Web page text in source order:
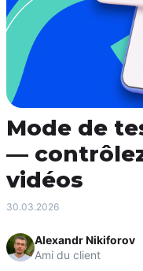
Mode de
—
vidéos
30.03.2026
Alexandr Nikiforov
Ami du client